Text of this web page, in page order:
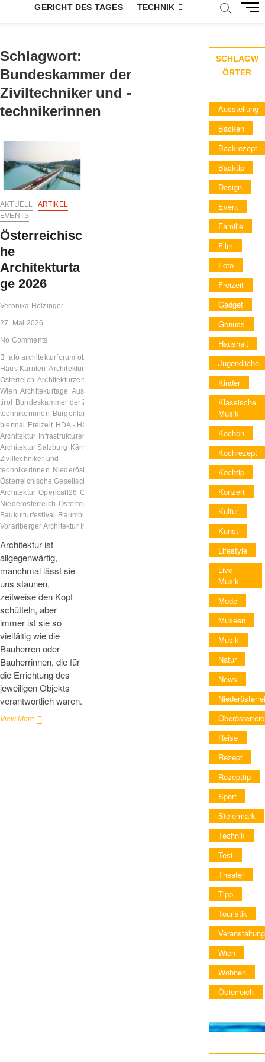
GERICHT DES TAGES TECHNIK
M
u
B
u
t
o
n
Schlagwort:
Bundeskammer der
Ziviltechniker und -
technikerinnen
AKTUELL
ARTIKEL
EVENTS
Österreichisc
he
Architekturta
ge 2026
Veronika Holzinger
27. Mai 2026
No Comments
afo architekturforum oberösterreich
Haus Kärnten Architektur Raumburgenland
Österreich Architekturzentrum
Wien Architekurtage Ausstellung
tirol
Bundeskammer der Ziviltechniker und -
technikerinnen Burgenland
biennal
Freizeit HDA - Haus der
Architektur
Infrastrukturentwicklung
Architektur Salzburg Kärnten
Ziviltechniker und -
technikerinnen Niederösterreich
Österreichische Gesellschaft für
Architektur Opencall26 Openstudio26
Niederösterreich Österreich
Baukulturfestival
Raumburgenland
vai
Vorarlberger Architektur Institut
Architektur ist
allgegenwärtig,
manchmal lässt sie
uns staunen,
zeitweise den Kopf
schütteln, aber
immer ist sie so
vielfältig wie die
Bauherren oder
Bauherrinnen, die für
die Errichtung des
jeweiligen Objekts
verantwortlich waren.
View MoreÖsterreichische
SCHLAGW
ÖRTER
Ausstellung
Backen
Backrezept
Backtip
Design
Event
Familie
Film
Foto
Freizeit
Gadget
Genuss
Haushalt
Jugendliche
Kinder
Klassische
Musik
Kochen
Kochrezept
Kochtip
Konzert
Kultur
Kunst
Lifestyle
Live-
Musik
Mode
Museen
Musik
Natur
News
Reise
Rezept
Rezepttip
Sport
Steiermark
Technik
Test
Theater
Tipp
Touristik
Veranstaltung
Wien
Wohnen
Österreich